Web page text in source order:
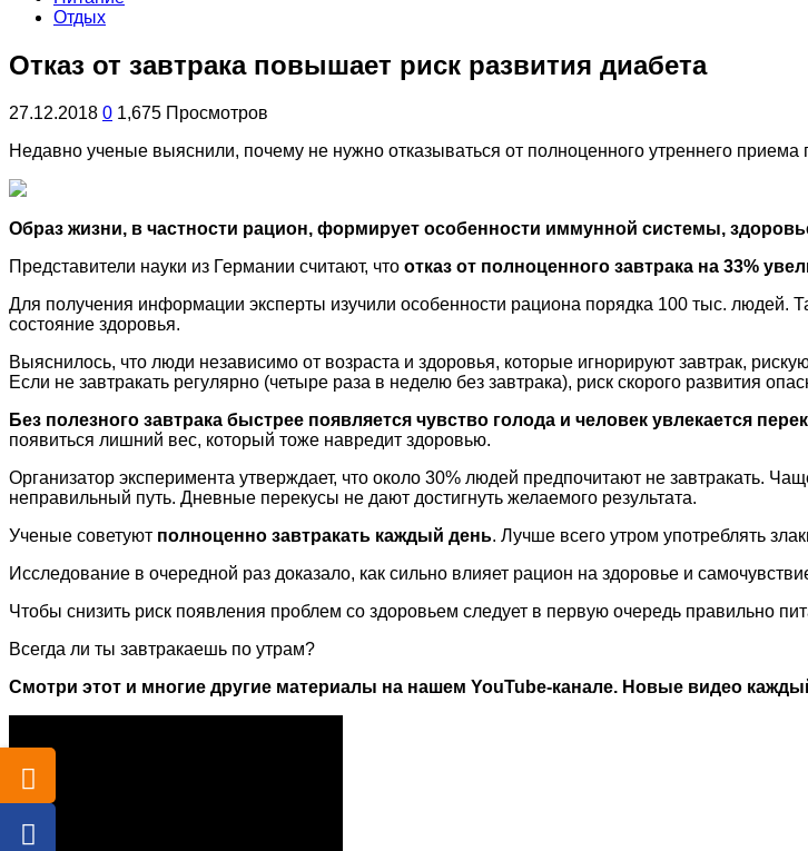
Отдых
Отказ от завтрака повышает риск развития диабета
27.12.2018 0 1,675 Просмотров
Недавно ученые выяснили, почему не нужно отказываться от полноценного утреннего приема
Образ жизни, в частности рацион, формирует особенности иммунной системы,
Представители науки из Германии считают, что отказ от полноценного завтрака на 33%
Для получения информации эксперты изучили особенности рациона порядка 100 тыс.
состояние здоровья.
Выяснилось, что люди независимо от возраста и здоровья, которые игнорируют завтрак,
Если не завтракать регулярно (четыре раза в неделю без завтрака), риск скорого развития
Без полезного завтрака быстрее появляется чувство голода и человек увлекается
появиться лишний вес, который тоже навредит здоровью.
Организатор эксперимента утверждает, что около 30% людей предпочитают не завтракать.
неправильный путь. Дневные перекусы не дают достигнуть желаемого результата.
Ученые советуют полноценно завтракать каждый день. Лучше всего утром употреблять
Исследование в очередной раз доказало, как сильно влияет рацион на здоровье и
Чтобы снизить риск появления проблем со здоровьем следует в первую очередь правильно
Всегда ли ты завтракаешь по утрам?
Смотри этот и многие другие материалы на нашем YouTube-канале. Новые видео